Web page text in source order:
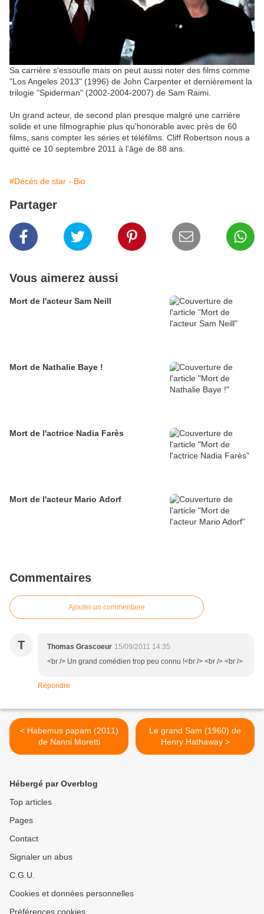
Sa carrière s'essoufle mais on peut aussi noter des films comme
"Los Angeles 2013" (1996) de John Carpenter et dernièrement la
trilogie "Spiderman" (2002-2004-2007) de Sam Raimi.
Un grand acteur, de second plan presque malgré une carrière
solide et une filmographie plus qu'honorable avec près de 60
films, sans compter les séries et téléfilms. Cliff Robertson nous a
quitté ce 10 septembre 2011 à l'âge de 88 ans.
#Décès de star - Bio
Partager
Vous aimerez aussi
Mort de l'acteur Sam Neill
Mort de Nathalie Baye !
Mort de l'actrice Nadia Farès
Mort de l'acteur Mario Adorf
Commentaires
Ajouter un commentaire
T Thomas Grascoeur 15/09/2011 14:35
<br /> Un grand comédien trop peu connu !<br /> <br /> <br />
Répondre
< Habemus papam (2011)
de Nanni Moretti
Le grand Sam (1960) de
Henry Hathaway >
Hébergé par Overblog
Top articles
Pages
Contact
Signaler un abus
C.G.U.
Cookies et données personnelles
Préférences cookies